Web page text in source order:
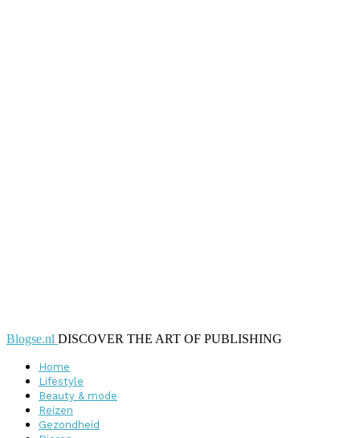
Blogse.nl DISCOVER THE ART OF PUBLISHING
Home
Lifestyle
Beauty & mode
Reizen
Gezondheid